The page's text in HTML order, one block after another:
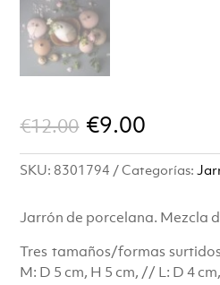
€12.00 El
precio
original
era:
€12.00.
€9.00
actual
es:
SKU: 8301794 Categorías:
Jarrón de porcelana. Mezcla
Tres tamaños/formas
M: D 5 cm, H 5 cm, // L: D 4